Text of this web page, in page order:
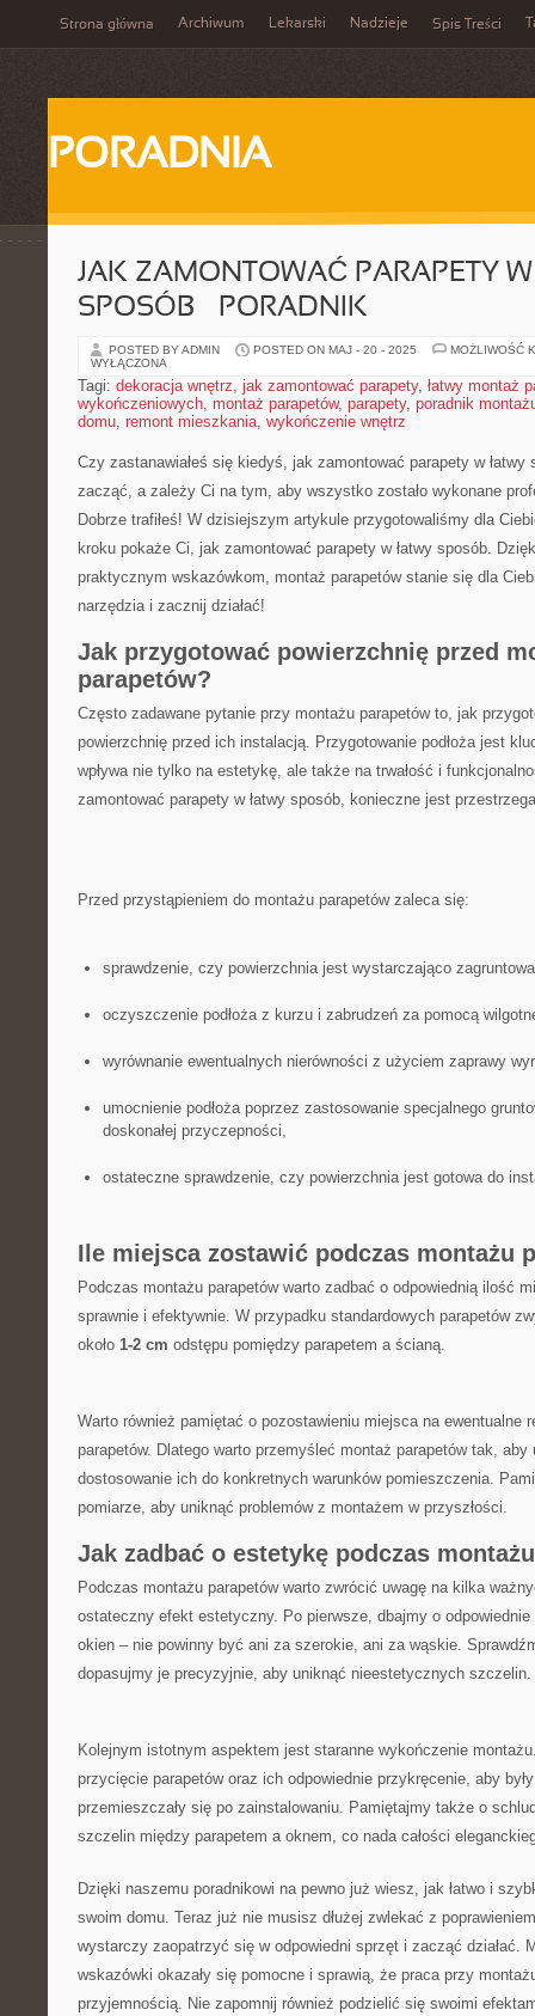
Strona główna Archiwum Lekarski Nadzieje Spis Treści
PORADNIA
JAK ZAMONTOWAĆ PARAPETY
SPOSÓB – PORADNIK
POSTED BY ADMIN POSTED ON MAJ - 20 - 2025
MOŻLIWOŚĆ
WYŁĄCZONA
Tagi: dekoracja wnętrz, jak zamontować parapety, łatwy montaż
wykończeniowych, montaż parapetów, parapety, poradnik
domu, remont mieszkania, wykończenie wnętrz
Czy zastanawiałeś się kiedyś, jak zamontować ⁤parapety​ w
zacząć, a ⁣zależy Ci⁢ na tym, aby wszystko ⁣zostało⁢ wykonane
Dobrze ‍trafiłeś! W dzisiejszym artykule⁢ przygotowaliśmy dla
kroku pokaże Ci, jak‍ zamontować⁢ parapety w⁣ łatwy sposób.
praktycznym wskazówkom, montaż parapetów‌ stanie się dla
narzędzia i ⁤zacznij działać!
Jak przygotować powierzchnię przed
parapetów?
Często zadawane pytanie ​przy montażu‌ parapetów to, jak
powierzchnię ⁤przed ich instalacją.‍ Przygotowanie‍ podłoża jest
wpływa nie⁤ tylko na estetykę, ale także⁢ na trwałość i
zamontować parapety w⁤ łatwy sposób, konieczne jest
Przed przystąpieniem do montażu parapetów zaleca się:
sprawdzenie, czy powierzchnia⁣ jest ‌wystarczająco
oczyszczenie podłoża z kurzu i zabrudzeń za ⁣pomocą
wyrównanie ‌ewentualnych nierówności z użyciem ‌zaprawy
umocnienie podłoża ‌poprzez zastosowanie specjalnego⁣
doskonałej przyczepności,
ostateczne sprawdzenie, czy ⁤powierzchnia jest gotowa do
Ile miejsca zostawić⁤ podczas montażu
Podczas montażu parapetów warto zadbać o odpowiednią ilość
sprawnie i efektywnie. W‌ przypadku ‌standardowych​ parapetów​
około 1-2 cm odstępu pomiędzy parapetem a ścianą.
Warto również‌ pamiętać⁣ o pozostawieniu miejsca na ewentualne
parapetów. ⁤Dlatego warto przemyśleć montaż⁣ parapetów tak,‍ aby
dostosowanie ich do ‌konkretnych​ warunków pomieszczenia.
pomiarze,⁢ aby ⁤uniknąć ‌problemów z montażem w przyszłości.
Jak‌ zadbać⁢ o estetykę podczas
Podczas montażu parapetów warto zwrócić uwagę na kilka
ostateczny​ efekt estetyczny.⁢ Po pierwsze, dbajmy o odpowiednie‍
okien – nie‍ powinny być ⁣ani ⁣za szerokie, ani za wąskie.⁣
dopasujmy‍ je precyzyjnie, aby uniknąć​ nieestetycznych szczelin.
Kolejnym istotnym aspektem jest staranne wykończenie
⁣przycięcie ​parapetów oraz ich odpowiednie przykręcenie, aby
przemieszczały się po zainstalowaniu. Pamiętajmy także​ o
szczelin między parapetem a oknem, co nada całości
Dzięki naszemu poradnikowi na ​pewno⁢ już wiesz, jak łatwo i
swoim ⁣domu. Teraz ⁢już nie musisz dłużej zwlekać z
wystarczy zaopatrzyć⁣ się w⁤ odpowiedni‌ sprzęt i zacząć działać.
wskazówki ⁤okazały się pomocne i sprawią, że praca przy
przyjemnością. ​Nie zapomnij⁣ również podzielić⁣ się swoimi